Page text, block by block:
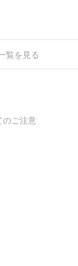
覧を見る
のご注意